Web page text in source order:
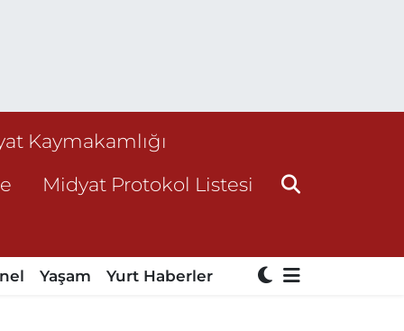
Kaymakamlığı
Midyat Protokol Listesi
Yaşam Yurt Haberler